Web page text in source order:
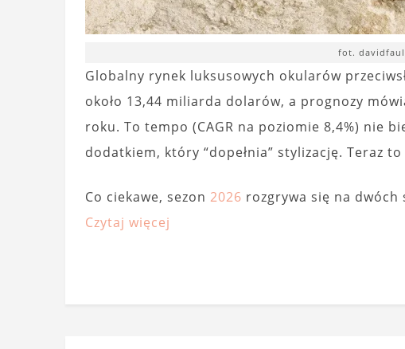
fot.
Globalny rynek luksusowych okularów
około 13,44 miliarda dolarów, a prognozy
roku. To tempo (CAGR na poziomie 8,4%) nie
dodatkiem, który “dopełnia” stylizację. Teraz
Co ciekawe, sezon 2026 rozgrywa się na
Czytaj więcej